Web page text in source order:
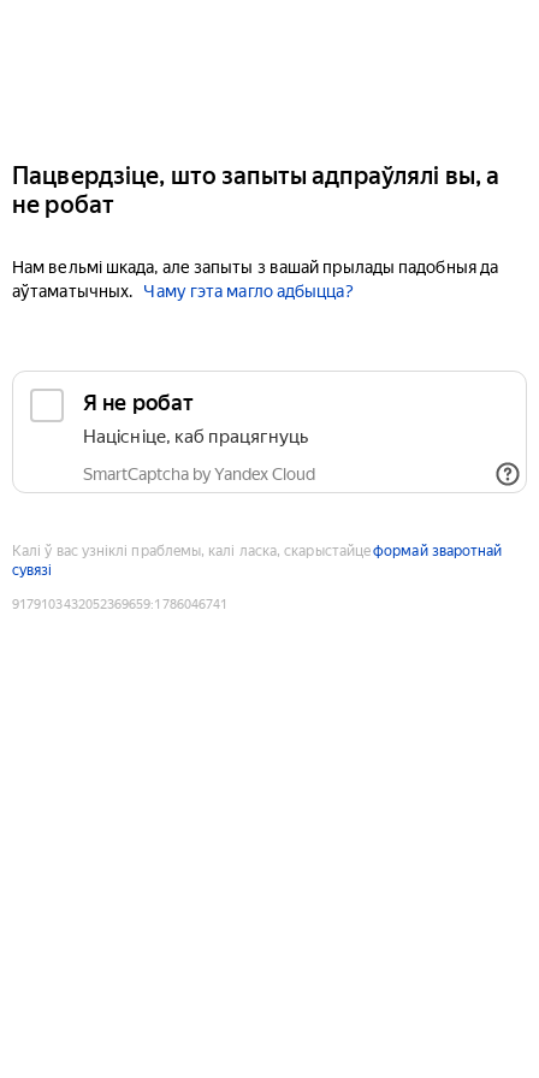
Пацвердзіце, што запыты адпраўлялі вы, а
не робат
Нам вельмі шкада, але запыты з вашай прылады падобныя да
аўтаматычных.
Чаму гэта магло адбыцца?
Я не робат
Націсніце, каб працягнуць
SmartCaptcha by Yandex Cloud
Калі ў вас узніклі праблемы, калі ласка, скарыстайцеформай зваротнай
сувязі
9179103432052369659:1786046741